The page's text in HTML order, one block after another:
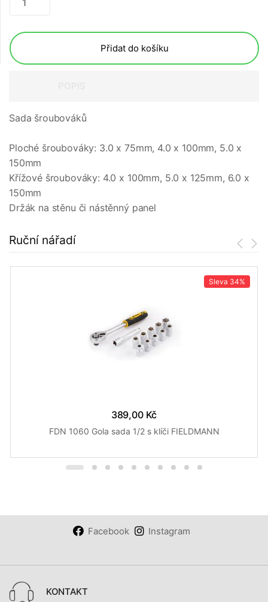
Přidat do košíku
Sada šroubováků
Ploché šroubováky: 3.0 x 75mm, 4.0 x 100mm, 5.0 x
150mm
Křížové šroubováky: 4.0 x 100mm, 5.0 x 125mm, 6.0 x
150mm
Držák na stěnu či nástěnný panel
Ruční nářadí
Sleva 34%
389,00 Kč
FDN 1060 Gola sada 1/2 s klíči FIELDMANN
Facebook Instagram
KONTAKT